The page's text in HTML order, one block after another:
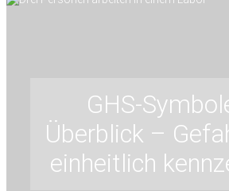
GHS-
Überblick –
einheitlich